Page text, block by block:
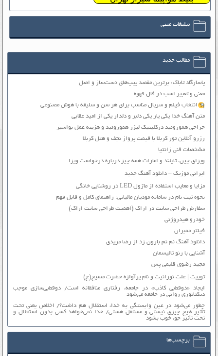
تبلیغات متنی
مطالب جدید
پاسارگاد تاباک: برترین مقصد پیپ‌های دست‌ساز و اصل
معنی و تعبیر اسب در فال قهوه
انتخاب فیلم و سریال مناسب برای هر سن و سلیقه با هوش مصنوعی
متن آهنگ خدا یکی یار یکی دلبر و دلدار یکی از امید عقابی
جراحی هموروئید درکلینیک لیزر هموروئید و هزینه عمل بواسیر
رزرو آنلاین تور کربلا با قیمت پرواز نجف و هتل کربلا
مشخصات فنی زانتیا
ویزای چین، تایلند و امارات همه چیز درباره درخواست ویزا
ایرانی موزیک – دانلود آهنگ جدید
مزایا و معایب استفاده از ماژول LED در روشنایی خانگی
نحوه ثبت نام در سامانه مودیان مالیاتی: راهنمای کامل و قابل فهم
سفارش طراحی سایت در اراک (اهمیت طراحی سایت اراک)
خودرو هیدروژنی
فیلتر ممبران
دانلود آهنگ نم نم بارون زد از رضا مریدی
آشنایی با رنو تالیسمان
مجید رضوی قلبمی پس
توییت | علت نورانیت و نام پرآوازه حضرت مسیح(ع)
ایجاد «دوقطبی کاذب» در جامعه، رفتاری منافقانه است/ دوقطبی‌سازی موجب
دیکتاتوری روانی در جامعه می‌شود
چطور می‌شود در عین وابستگی به خدا، استقلال هم داشت؟/ اخلاص یعنی تحت
تأثیر هیچ چیزی نیستی و مستقل هستی/ خدا نمی‌خواهد کسی بدون استقلال و
تحت تأثیر جوّ، خوب بشود
برچسب‌ها